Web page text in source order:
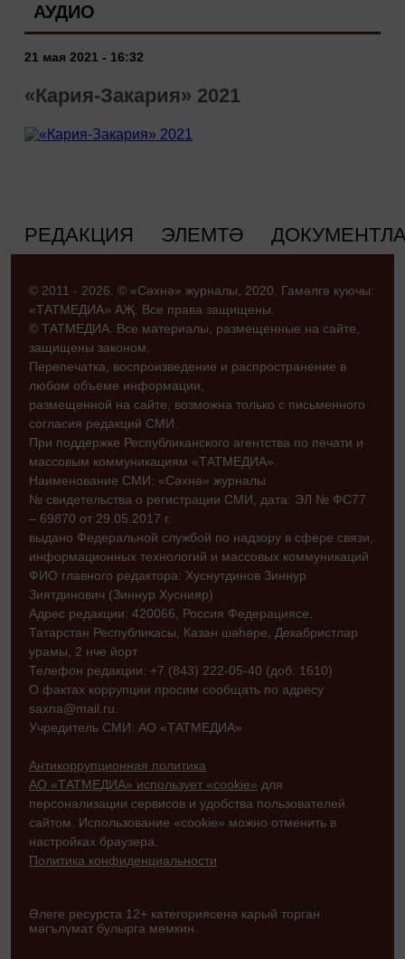
АУДИО
21 мая 2021 - 16:32
«Кария-Закария» 2021
РЕДАКЦИЯ ЭЛЕМТӘ
© 2011 - 2026. © «Сәхнә» журналы, 2020. Гамәлгә куючы:
«ТАТМЕДИА» АҖ. Все права защищены.
© ТАТМЕДИА. Все материалы, размещенные на сайте,
защищены законом.
Перепечатка, воспроизведение и распространение в
любом объеме информации,
размещенной на сайте, возможна только с письменного
согласия редакций СМИ.
При поддержке Республиканского агентства по печати и
массовым коммуникациям «ТАТМЕДИА».
Наименование СМИ: «Сәхнә» журналы
№ свидетельства о регистрации СМИ, дата: ЭЛ № ФС77
– 69870 от 29.05.2017 г.
выдано Федеральной службой по надзору в сфере связи,
информационных технологий и массовых коммуникаций
ФИО главного редактора: Хуснутдинов Зиннур
Зиятдинович (Зиннур Хуснияр)
Адрес редакции: 420066, Россия Федерациясе,
Татарстан Республикасы, Казан шәһәре, Декабристлар
урамы, 2 нче йорт
Телефон редакции: +7 (843) 222-05-40 (доб. 1610)
О фактах коррупции просим сообщать по адресу
saxna@mail.ru.
Учредитель СМИ: АО «ТАТМЕДИА»
Антикоррупционная политика
АО «ТАТМЕДИА» использует «cookie» для
персонализации сервисов и удобства пользователей
сайтом. Использование «cookie» можно отменить в
настройках браузера.
Политика конфиденциальности
Әлеге ресурста 12+ категориясенә карый торган
мәгълүмат булырга мөмкин.